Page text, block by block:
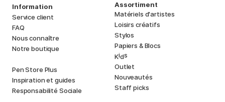
Information
Service client
FAQ
Nous connaître
Notre boutique
Pen Store Plus
Inspiration et guides
Responsabilité Sociale
Assortiment
Matériels d'artistes
Loisirs créatifs
Stylos
Papiers & Blocs
Kids
Outlet
Nouveautés
Staff picks